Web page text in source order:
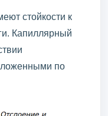
стойкости к
Капиллярный
по